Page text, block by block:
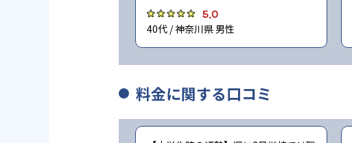
5.0
40代 / 神奈川県 男性
料金に関する口コミ